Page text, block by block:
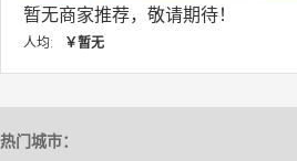
暂无商家推荐，敬请期待！
人均: ￥暂无
热门城市：